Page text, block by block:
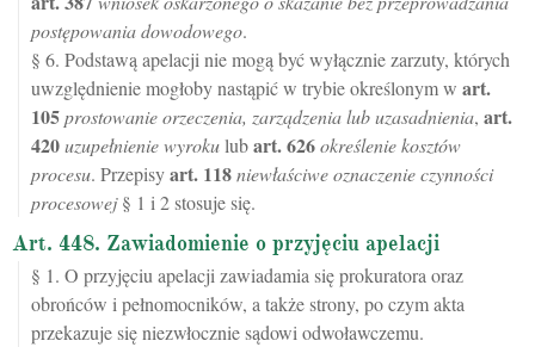
postępowania dowodowego.
§ 6. Podstawą apelacji nie mogą być wyłącznie zarzuty, których
uwzględnienie mogłoby nastąpić w trybie określonym w art.
105prostowanie orzeczenia, zarządzenia lub uzasadnienia, art.
420uzupełnienie wyrokulubart.626określenie kosztów
procesu. Przepisyart. 118niewłaściwe oznaczenie czynności
procesowej§ 1 i 2 stosuje się.
Art. 448. Zawiadomienie o przyjęciu apelacji
§ 1. O przyjęciu apelacji zawiadamia się prokuratora oraz
obrońców i pełnomocników, a także strony, po czym akta
przekazuje się niezwłocznie sądowi odwoławczemu.